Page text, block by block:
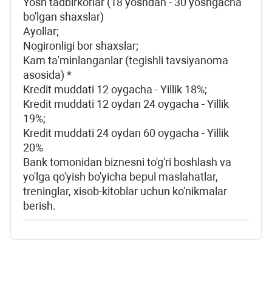
bo'lgan shaxslar)
Ayollar;
Nogironligi bor shaxslar;
Kam ta'minlanganlar (tegishli tavsiyanoma
asosida) *
Kredit muddati 12 oygacha - Yillik 18%;
Kredit muddati 12 oydan 24 oygacha - Yillik
19%;
Kredit muddati 24 oydan 60 oygacha - Yillik
20%
Bank tomonidan biznesni to'g'ri boshlash va
yo'lga qo'yish bo'yicha bepul maslahatlar,
treninglar, xisob-kitoblar uchun ko'nikmalar
berish.